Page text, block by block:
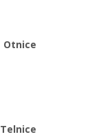
Otnice
Telnice